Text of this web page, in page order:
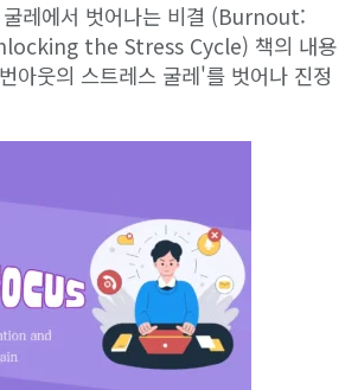
굴레에서 벗어나는 비결 (Burnout:
the Stress Cycle) 책의 내용
아웃의 스트레스 굴레'를 벗어나 진정